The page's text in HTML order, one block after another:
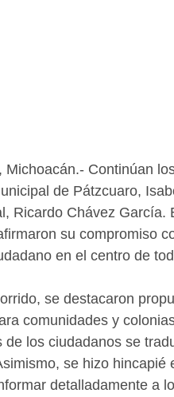
Michoacán.- Continúan
de Pátzcuaro,
Ricardo Chávez
su compromiso
en el centro de
se destacaron
comunidades y
de los ciudadanos se
se hizo
detalladamente a